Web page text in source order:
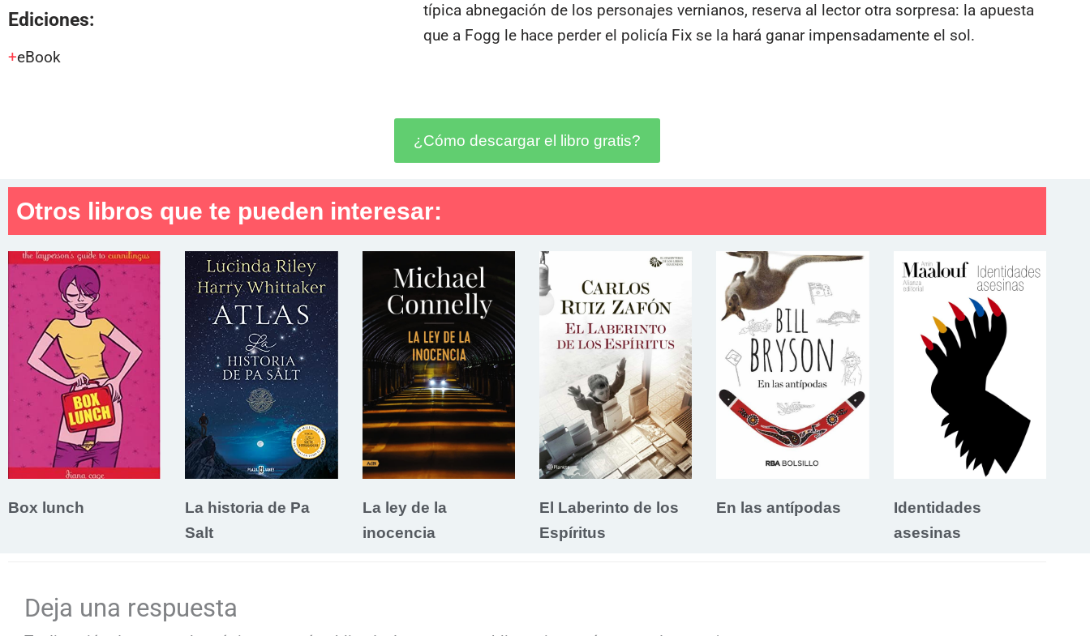
Ediciones:
eBook
típica abnegación de los personajes vernianos, reserva al lector otra sorpresa: la apuesta
que a Fogg le hace perder el policía Fix se la hará ganar impensadamente el sol.
¿Cómo descargar el libro gratis?
Otros libros que te pueden interesar:
Box lunch
La historia de Pa
Salt
La ley de la
inocencia
El Laberinto de los
Espíritus
En las antípodas
Identidades
asesinas
Deja una respuesta